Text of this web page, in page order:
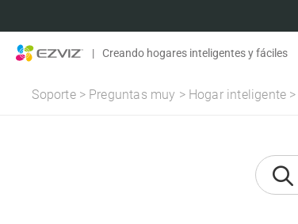
| Creando hogares inteligentes y fáciles
Soporte > Preguntas muy > Hogar inteligente >